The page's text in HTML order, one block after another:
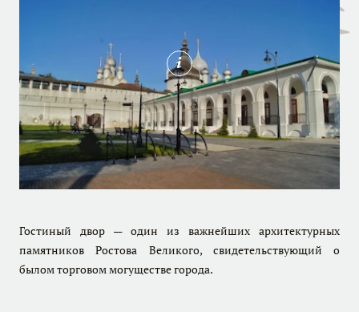
Гостиный двор — один из важнейших архитектурных
памятников Ростова Великого, свидетельствующий о
былом торговом могуществе города.